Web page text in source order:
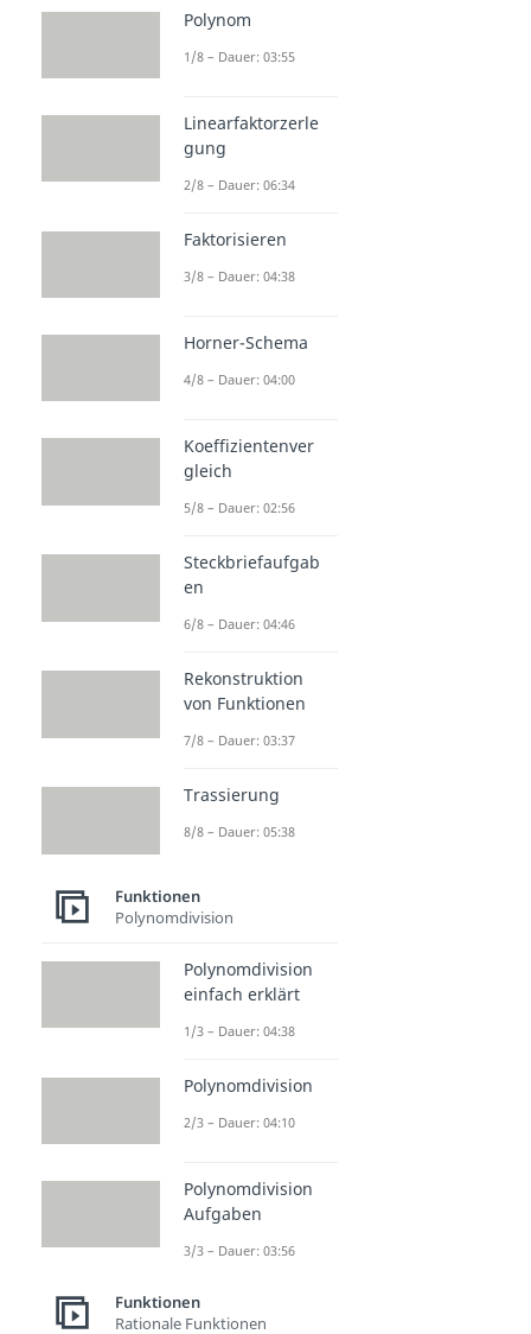
Polynom
1/8 – Dauer: 03:55
Linearfaktorzerle
gung
2/8 – Dauer: 06:34
Faktorisieren
3/8 – Dauer: 04:38
Horner-Schema
4/8 – Dauer: 04:00
Koeffizientenver
gleich
5/8 – Dauer: 02:56
Steckbriefaufgab
en
6/8 – Dauer: 04:46
Rekonstruktion
von Funktionen
7/8 – Dauer: 03:37
Trassierung
8/8 – Dauer: 05:38
Funktionen
Polynomdivision
Polynomdivision
einfach erklärt
1/3 – Dauer: 04:38
Polynomdivision
2/3 – Dauer: 04:10
Polynomdivision
Aufgaben
3/3 – Dauer: 03:56
Funktionen
Rationale Funktionen